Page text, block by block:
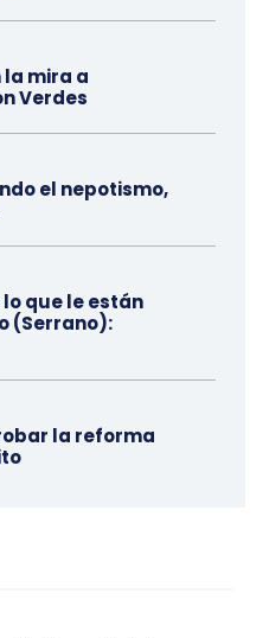
la mira a
Verdes
el nepotismo,
que le están
(Serrano):
la reforma